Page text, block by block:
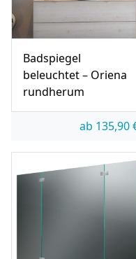
Badspiegel
beleuchtet – Oriena
rundherum
ab 135,90